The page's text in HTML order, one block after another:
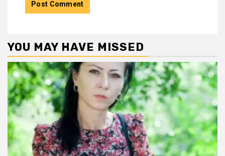
YOU MAY HAVE MISSED